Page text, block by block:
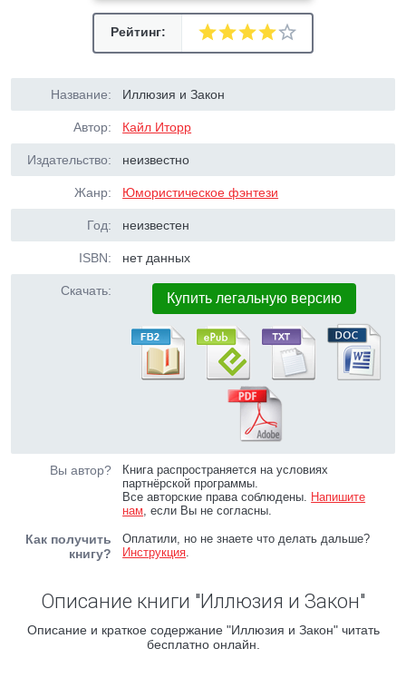
Рейтинг:
Название: Иллюзия и Закон
Автор: Кайл Иторр
Издательство: неизвестно
Жанр: Юмористическое фэнтези
Год: неизвестен
ISBN: нет данных
Скачать: Купить легальную версию
Вы автор?
Книга распространяется на условиях
партнёрской программы.
Все авторские права соблюдены. Напишите
нам, если Вы не согласны.
Как получить
книгу?
Оплатили, но не знаете что делать дальше?
Инструкция.
Описание книги "Иллюзия и Закон"
Описание и краткое содержание "Иллюзия и Закон" читать
бесплатно онлайн.